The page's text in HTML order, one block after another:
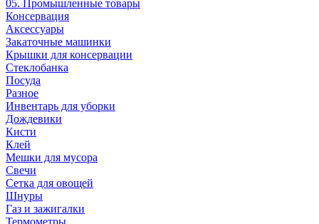
05. Промышленные товары
Консервация
Аксессуары
Закаточные машинки
Крышки для консервации
Стеклобанка
Посуда
Разное
Инвентарь для уборки
Дождевики
Кисти
Клей
Мешки для мусора
Свечи
Сетка для овощей
Шнуры
Газ и зажигалки
Термометры